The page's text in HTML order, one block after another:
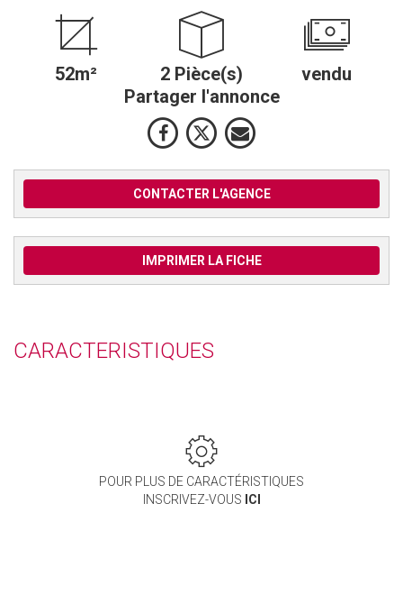
52m² 2 Pièce(s)
vendu
Partager l'annonce
CONTACTER L'AGENCE
IMPRIMER LA FICHE
CARACTERISTIQUES
POUR PLUS DE CARACTÉRISTIQUES
INSCRIVEZ-VOUS ICI